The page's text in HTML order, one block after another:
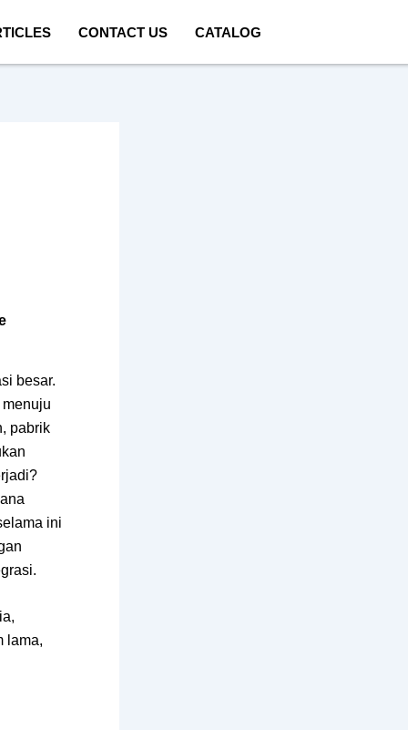
CONTACT US CATALOG
besar.
pabrik
ini
lama,